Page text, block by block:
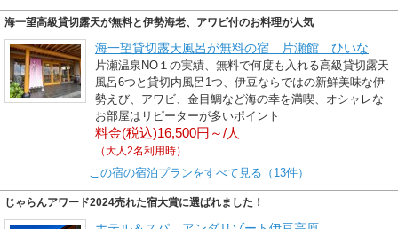
海一望高級貸切露天が無料と伊勢海老、アワビ付のお料理が人気
海一望貸切露天風呂が無料の宿 片瀬館 ひいな
片瀬温泉NO１の実績、無料で何度も入れる高級貸切露天
風呂6つと貸切内風呂1つ、伊豆ならではの新鮮美味な伊
勢えび、アワビ、金目鯛など海の幸を満喫、オシャレな
お部屋はリピーターが多いポイント
料金(税込)16,500円～/人
（大人2名利用時）
この宿の宿泊プランをすべて見る（13件）
じゃらんアワード2024売れた宿大賞に選ばれました！